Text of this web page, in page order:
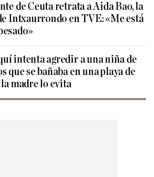
de Ceuta retrata a Aida Bao, la
Intxaurrondo en TVE: «Me está
intenta agredir a una niña de
que se bañaba en una playa de
madre lo evita